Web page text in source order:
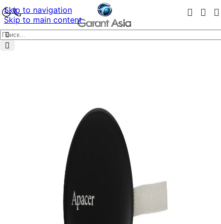
Skip to navigation
Skip to main content